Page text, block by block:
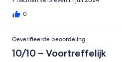
0
Geverifieerde beoordeling
10/10 – Voortreffelijk